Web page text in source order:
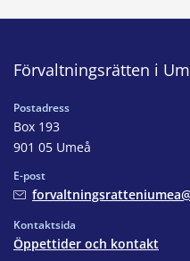
Förvaltningsrätten i
Postadress
Box 193
901 05 Umeå
E-post
Kontaktsida
Öppettider och kontakt